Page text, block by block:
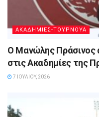
ΑΚΑΔΗΜΙΕΣ-ΤΟΥΡΝΟΥΑ
Ο Μανώλης Πράσινος
στις Ακαδημίες της
7 ΙΟΥΛΊΟΥ, 2026